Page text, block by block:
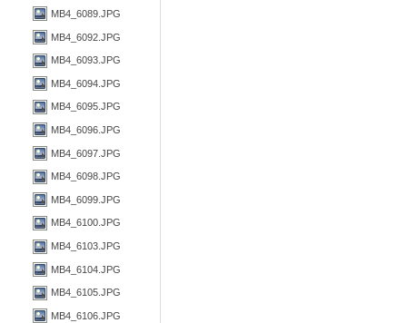
MB4_6089.JPG
MB4_6092.JPG
MB4_6093.JPG
MB4_6094.JPG
MB4_6095.JPG
MB4_6096.JPG
MB4_6097.JPG
MB4_6098.JPG
MB4_6099.JPG
MB4_6100.JPG
MB4_6103.JPG
MB4_6104.JPG
MB4_6105.JPG
MB4_6106.JPG